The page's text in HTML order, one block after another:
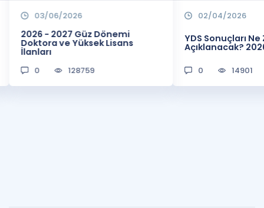
03/06/2026
2026 - 2027 Güz Dönemi
Doktora ve Yüksek Lisans
İlanları
0 128759
02/04/2026
YDS Sonuçları
Açıklanacak?
0 14901